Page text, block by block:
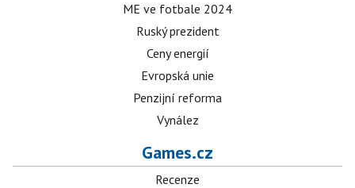
ME ve fotbale 2024
Ruský prezident
Ceny energií
Evropská unie
Penzijní reforma
Vynález
Games.cz
Recenze